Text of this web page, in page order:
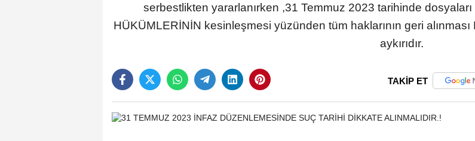
serbestlikten yararlanırken ,31 Temmuz 2023 tarihinde
HÜKÜMLERİNİN kesinleşmesi yüzünden tüm haklarının geri
aykırıdır.
TAKİP ET